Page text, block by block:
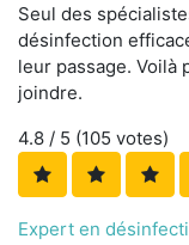
Seul des
désinfection
leur passage. Voilà
joindre.
4.8 / 5 (105 votes)
Expert en